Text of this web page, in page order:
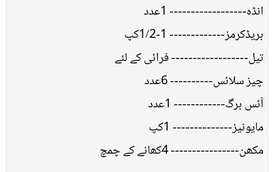
انڈہ------------------ 1عدد
بریڈکرمز------------- 1-1/2کپ
تیل------------------ فرائی کے لئے
چیز سلائس---------- 6عدد
آئس برگ------------ 1عدد
مایونیز-------------- 1کپ
مکھن---------------- 4کھانے کے چمچ